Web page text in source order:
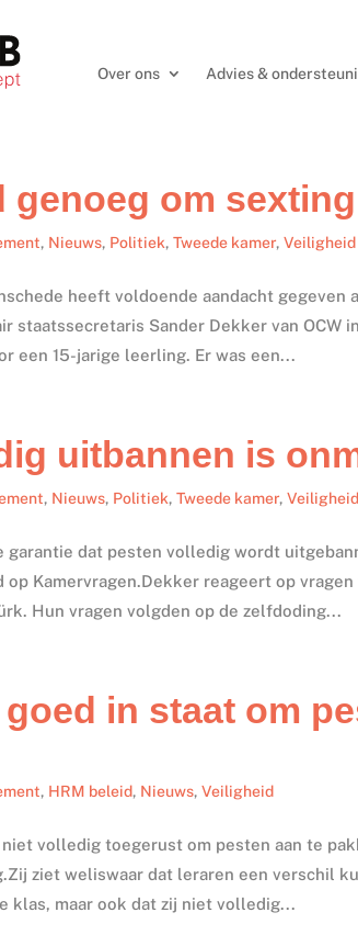
Over ons Advies &
genoeg om
, Nieuws, Politiek,Tweede kamer,Veiligheid
heeft voldoende aandacht gegeven
staatssecretaris Sander Dekker van OCW
een 15-jarige leerling. Er was een...
uitbannen is
, Nieuws, Politiek,Tweede kamer,Veiligheid
garantie dat pesten volledig wordt
op Kamervragen.Dekker reageert op
Hun vragen volgden op de zelfdoding...
goed in staat om
, HRM beleid, Nieuws,Veiligheid
volledig toegerust om pesten aan te
ziet weliswaar dat leraren een verschil
klas, maar ook dat zij niet volledig...